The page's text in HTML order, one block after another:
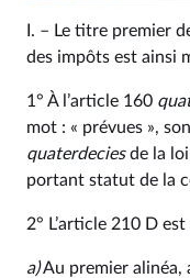
I. – Le titre premier
des impôts est ainsi
1° À l’article 160
mot : « prévues »,
quaterdeciesde la loi
portant statut de la
2° L’article 210 D
a)Au premier alinéa,